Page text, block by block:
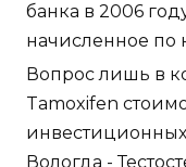
банка в 2006
начисленное по
Вопрос лишь в
Tamoxifen
Вологда -